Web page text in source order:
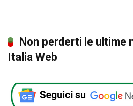
Non perderti le ultime
Italia Web